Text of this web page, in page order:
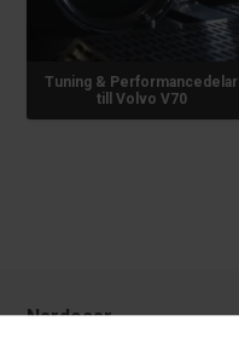
Tuning & Performancedelar
till Volvo V70
Nardocar